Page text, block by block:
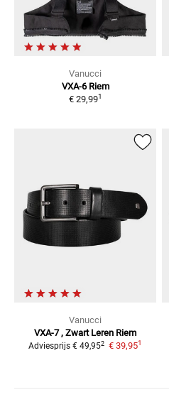
Vanucci
VXA-6 Riem
€ 29,991
Vanucci
VXA-7 , Zwart Leren Riem
Adviesprijs € 49,952 € 39,951